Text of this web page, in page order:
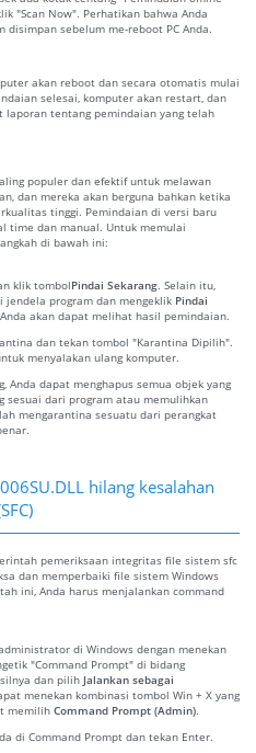
"Scan Now". Perhatikan bahwa Anda
sebelum me-reboot PC Anda.
akan reboot dan secara otomatis mulai
selesai, komputer akan restart, dan
laporan tentang pemindaian yang telah
populer dan efektif untuk melawan
dan mereka akan berguna bahkan ketika
tinggi. Pemindaian di versi baru
time dan manual. Untuk memulai
di bawah ini:
klik tombolPindai Sekarang. Selain itu,
program dan mengeklik Pindai
akan dapat melihat hasil pemindaian.
dan tekan tombol "Karantina Dipilih".
menyalakan ulang komputer.
Anda dapat menghapus semua objek yang
sesuai dari program atau memulihkan
mengarantina sesuatu dari perangkat
hilang kesalahan
pemeriksaan integritas file sistem sfc
dan memperbaiki file sistem Windows
ini, Anda harus menjalankan command
di Windows dengan menekan
"Command Prompt" di bidang
dan pilih Jalankan sebagai
menekan kombinasi tombol Win + X yang
memilih Command Prompt (Admin).
di Command Prompt dan tekan Enter.